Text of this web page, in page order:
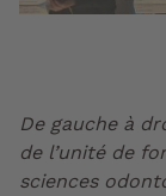
De gauche à
de l’unité de
sciences